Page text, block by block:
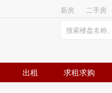
新房 二手房
出租 求租求购